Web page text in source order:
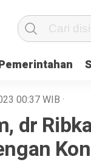
00:37WIB ·
dr